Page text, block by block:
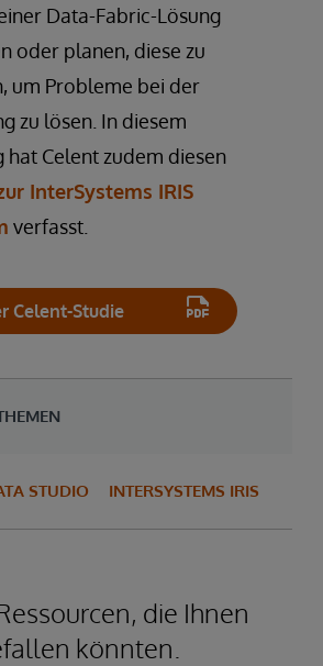
Data-Fabric-Lösung
oder planen, diese zu
um Probleme bei der
zu lösen. In diesem
hat Celent zudem diesen
InterSystems IRIS
verfasst.
Celent-Studie
STUDIO INTERSYSTEMS IRIS
die Ihnen
könnten.